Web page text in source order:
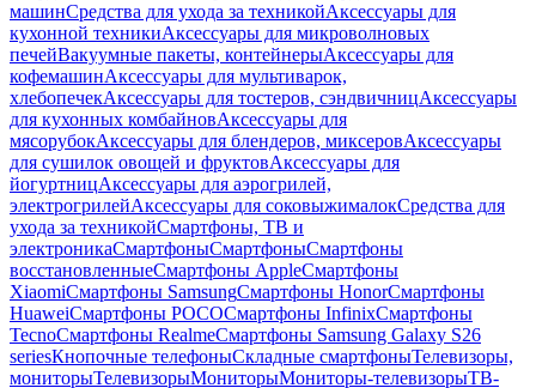
машинСредства для ухода за техникойАксессуары для
кухонной техникиАксессуары для микроволновых
печейВакуумные пакеты, контейнерыАксессуары для
кофемашинАксессуары для мультиварок,
хлебопечекАксессуары для тостеров, сэндвичницАксессуары
для кухонных комбайновАксессуары для
мясорубокАксессуары для блендеров, миксеровАксессуары
для сушилок овощей и фруктовАксессуары для
йогуртницАксессуары для аэрогрилей,
электрогрилейАксессуары для соковыжималокСредства для
ухода за техникойСмартфоны, ТВ и
электроникаСмартфоныСмартфоныСмартфоны
восстановленныеСмартфоны AppleСмартфоны
XiaomiСмартфоны SamsungСмартфоны HonorСмартфоны
HuaweiСмартфоны POCOСмартфоны InfinixСмартфоны
TecnoСмартфоны RealmeСмартфоны Samsung Galaxy S26
seriesКнопочные телефоныСкладные смартфоныТелевизоры,
мониторыТелевизорыМониторыМониторы-телевизорыТВ-